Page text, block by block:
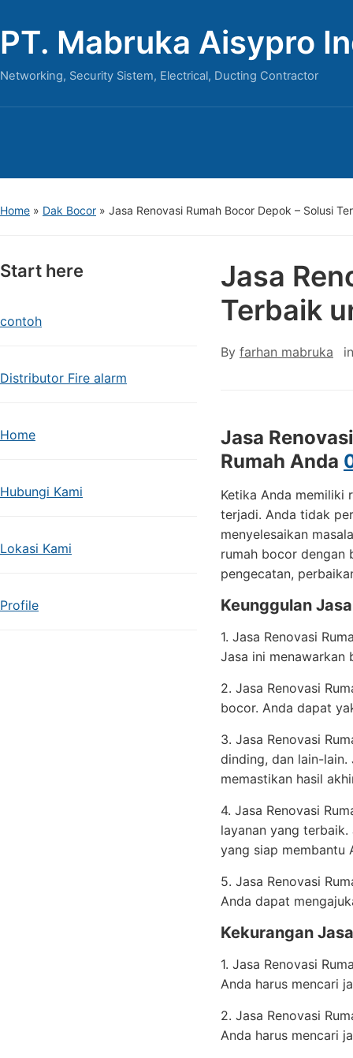
PT. Mabruka Aisypro
Networking, Security Sistem, Electrical, Ducting Contractor
Home » Dak Bocor » Jasa Renovasi Rumah Bocor Depok – Solusi
Start here
contoh
Distributor Fire alarm
Home
Hubungi Kami
Lokasi Kami
Profile
Jasa
Terbaik
By farhan mabruka
Jasa
Rumah Anda
Ketika Anda memiliki
terjadi. Anda tidak
menyelesaikan
rumah bocor dengan
pengecatan,
Keunggulan
1. Jasa Renovasi
Jasa ini menawarkan
2. Jasa Renovasi
bocor. Anda dapat
3. Jasa Renovasi
dinding, dan lain-
memastikan hasil
4. Jasa Renovasi
layanan yang
yang siap membantu
5. Jasa Renovasi
Anda dapat
Kekurangan
1. Jasa Renovasi
Anda harus mencari
2. Jasa Renovasi
Anda harus mencari